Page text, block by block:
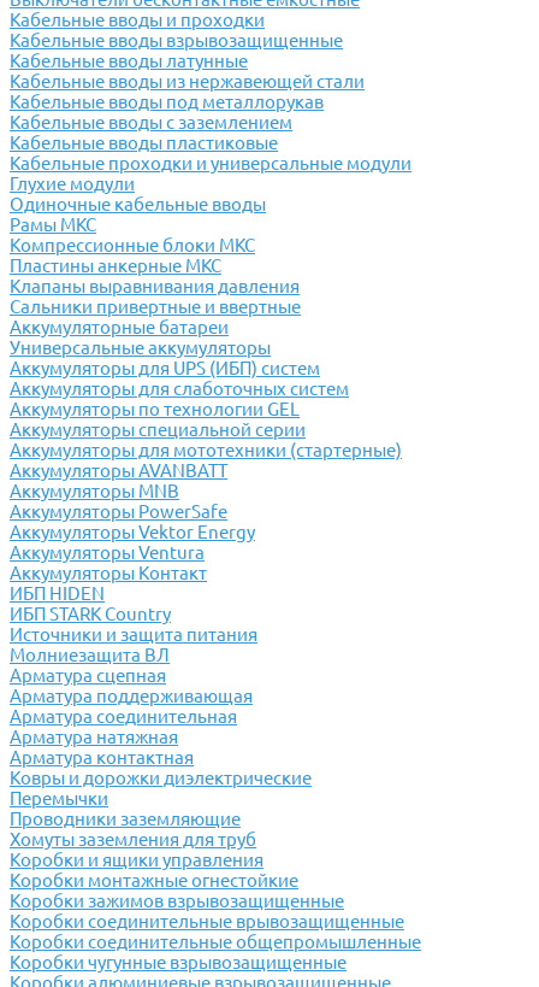
Кабельные вводы и проходки
Кабельные вводы взрывозащищенные
Кабельные вводы латунные
Кабельные вводы из нержавеющей стали
Кабельные вводы под металлорукав
Кабельные вводы с заземлением
Кабельные вводы пластиковые
Кабельные проходки и универсальные модули
Глухие модули
Одиночные кабельные вводы
Рамы МКС
Компрессионные блоки МКС
Пластины анкерные МКС
Клапаны выравнивания давления
Сальники привертные и ввертные
Аккумуляторные батареи
Универсальные аккумуляторы
Аккумуляторы для UPS (ИБП) систем
Аккумуляторы для слаботочных систем
Аккумуляторы по технологии GEL
Аккумуляторы специальной серии
Аккумуляторы для мототехники (стартерные)
Аккумуляторы AVANBATT
Аккумуляторы MNB
Аккумуляторы PowerSafe
Аккумуляторы Vektor Energy
Аккумуляторы Ventura
Аккумуляторы Контакт
ИБП HIDEN
ИБП STARK Country
Источники и защита питания
Молниезащита ВЛ
Арматура сцепная
Арматура поддерживающая
Арматура соединительная
Арматура натяжная
Арматура контактная
Ковры и дорожки диэлектрические
Перемычки
Проводники заземляющие
Хомуты заземления для труб
Коробки и ящики управления
Коробки монтажные огнестойкие
Коробки зажимов взрывозащищенные
Коробки соединительные врывозащищенные
Коробки соединительные общепромышленные
Коробки чугунные взрывозащищенные
Коробки алюминиевые взрывозащищенные